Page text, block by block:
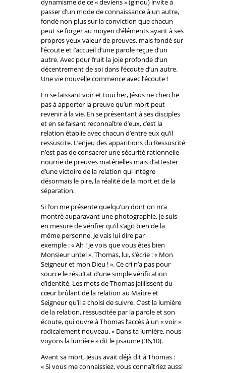
dynamisme de ce « deviens » (ginou) invite à
passer d’un mode de connaissance à un autre,
fondé non plus sur la conviction que chacun
peut se forger au moyen d’éléments ayant à ses
propres yeux valeur de preuves, mais fondé sur
l’écoute et l’accueil d’une parole reçue d’un
autre. Avec pour fruit la joie profonde d’un
décentrement de soi dans l’écoute d’un autre.
Une vie nouvelle commence avec l’écoute !
En se laissant voir et toucher, Jésus ne cherche
pas à apporter la preuve qu’un mort peut
revenir à la vie. En se présentant à ses disciples
et en se faisant reconnaître d’eux, c’est la
relation établie avec chacun d’entre eux qu’il
ressuscite. L’enjeu des apparitions du Ressuscité
n’est pas de consacrer une sécurité rationnelle
nourrie de preuves matérielles mais d’attester
d’une victoire de la relation qui intègre
désormais le pire, la réalité de la mort et de la
séparation.
Si l’on me présente quelqu’un dont on m’a
montré auparavant une photographie, je suis
en mesure de vérifier qu’il s’agit bien de la
même personne. Je vais lui dire par
exemple : « Ah ! je vois que vous êtes bien
Monsieur untel ». Thomas, lui, s’écrie : « Mon
Seigneur et mon Dieu ! ». Ce cri n’a pas pour
source le résultat d’une simple vérification
d’identité. Les mots de Thomas jaillissent du
cœur brûlant de la relation au Maître et
Seigneur qu’il a choisi de suivre. C’est la lumière
de la relation, ressuscitée par la parole et son
écoute, qui ouvre à Thomas l’accès à un « voir »
radicalement nouveau. « Dans ta lumière, nous
voyons la lumière » dit le psaume (36,10).
Avant sa mort, Jésus avait déjà dit à Thomas :
« Si vous me connaissiez, vous connaîtriez aussi